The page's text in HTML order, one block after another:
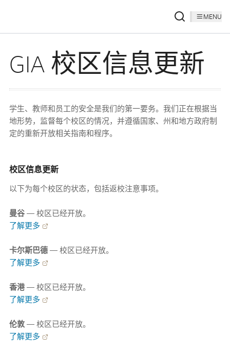
MENU
GIA 校区信息更新
学生、教师和员工的安全是我们的第一要务。我们正在根据当
地形势，监督每个校区的情况，并遵循国家、州和地方政府制
定的重新开放相关指南和程序。
校区信息更新
以下为每个校区的状态，包括返校注意事项。
曼谷 — 校区已经开放。
了解更多
卡尔斯巴德 — 校区已经开放。
了解更多
香港 — 校区已经开放。
了解更多
伦敦 — 校区已经开放。
了解更多